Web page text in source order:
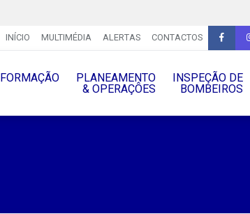
INÍCIO MULTIMÉDIA ALERTAS CONTACTOS
FORMAÇÃO
PLANEAMENTO
& OPERAÇÔES
INSPEÇÃO DE
BOMBEIROS